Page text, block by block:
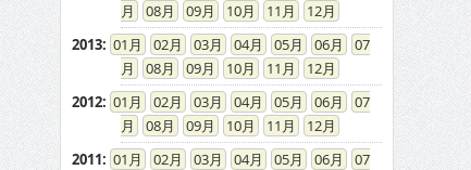
08
09 10 11
12
2013: 01 02 03 04 05 06
07
08
09 10 11
12
2012: 01 02 03 04 05 06
07
08
09 10 11
12
2011: 01 02 03 04 05 06
07